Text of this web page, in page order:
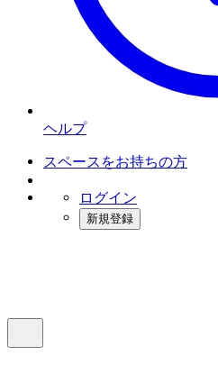
ヘルプ
スペースをお持ちの方
ログイン
新規登録